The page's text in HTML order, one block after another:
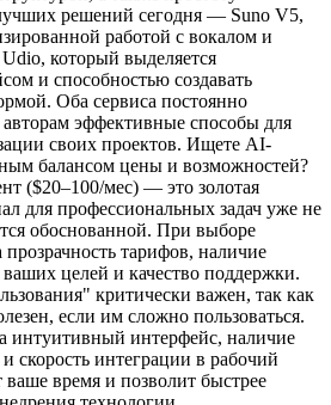
решений сегодня — Suno V5,
работой с вокалом и
который выделяется
и способностью создавать
Оба сервиса постоянно
авторам эффективные способы для
своих проектов. Ищете AI-
балансом цены и возможностей?
($20–100/мес) — это золотая
для профессиональных задач уже не
обоснованной. При выборе
тарифов, наличие
целей и качество поддержки.
критически важен, так как
если им сложно пользоваться.
интуитивный интерфейс, наличие
скорость интеграции в рабочий
время и позволит быстрее